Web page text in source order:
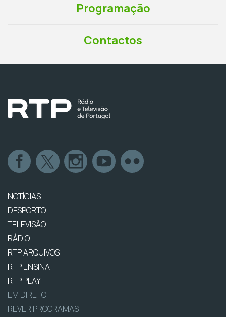
Programação
Contactos
NOTÍCIAS
DESPORTO
TELEVISÃO
RÁDIO
RTP ARQUIVOS
RTP ENSINA
RTP PLAY
EM DIRETO
REVER PROGRAMAS